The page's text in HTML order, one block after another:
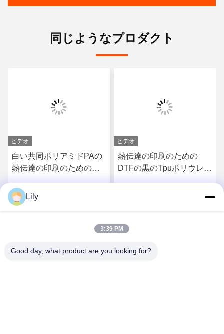
同じようなプロダクト
ビデオ
白い共同ポリアミドPAの
熱伝達の印刷のための洗
最もよい価格を得なさ
ビデオ
熱伝達の印刷のための
DTFの黒のTpuポリウレタ
Lily
3:39 PM
Good day, what product are you looking for?